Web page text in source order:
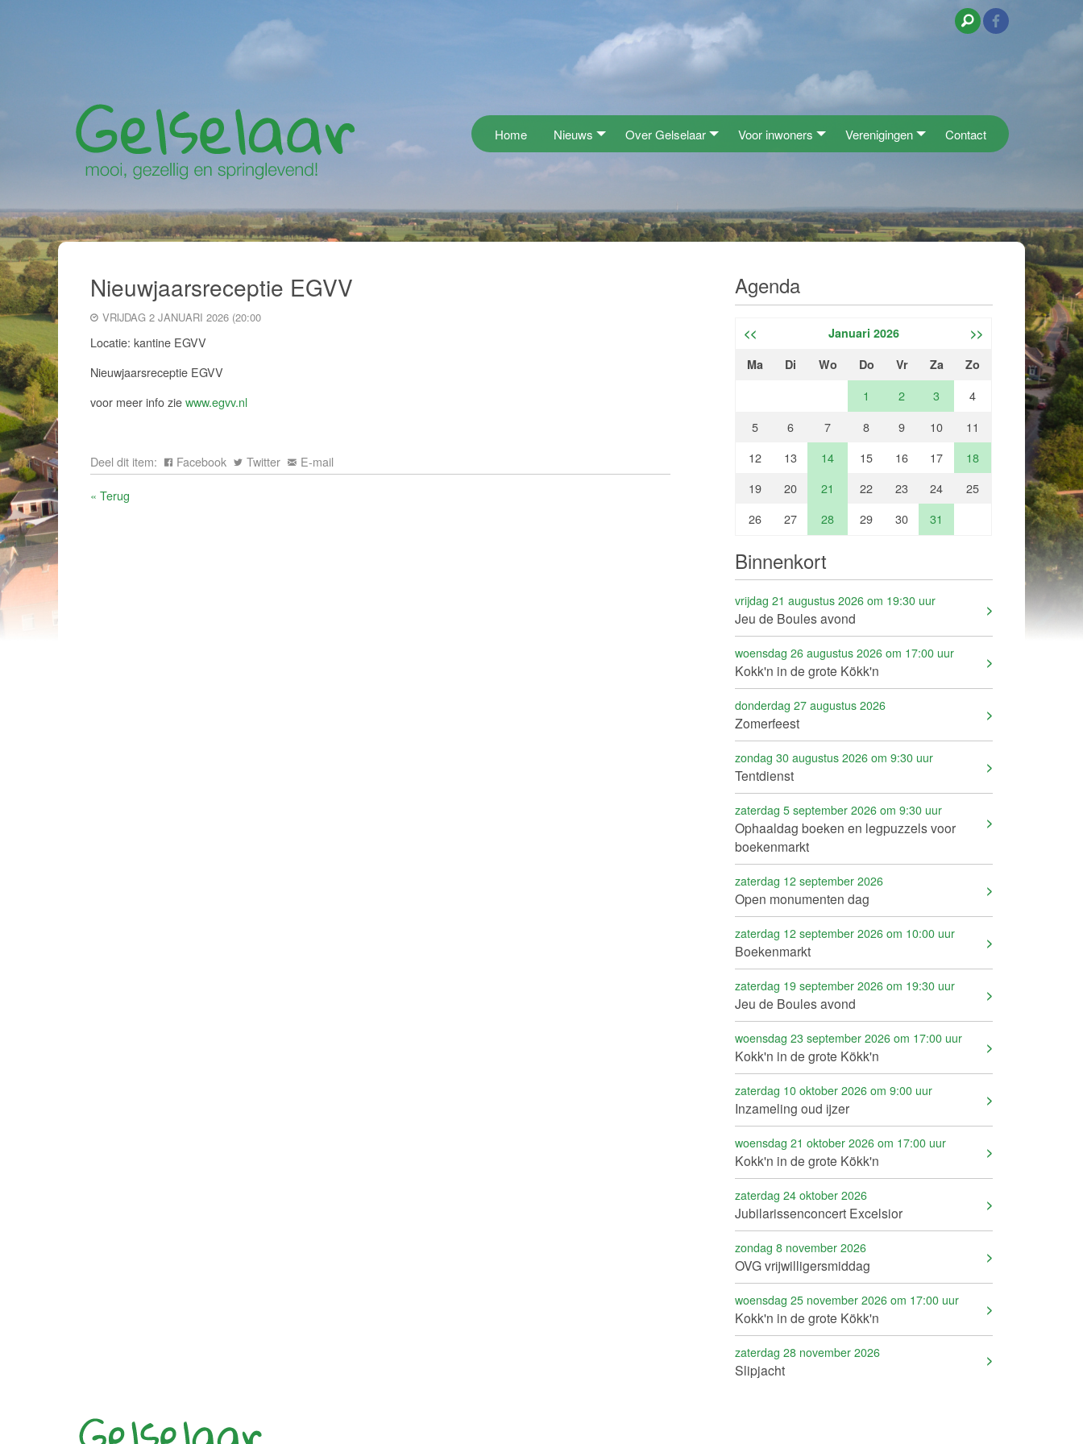
Home Nieuws Over Gelselaar Voor inwoners Verenigingen Contact
Nieuwjaarsreceptie EGVV
VRIJDAG 2 JANUARI 2026 (20:00
Locatie: kantine EGVV
Nieuwjaarsreceptie EGVV
voor meer info ziewww.egvv.nl
Deel dit item: Facebook Twitter
E-mail
« Terug
Agenda
<< Januari 2026
>>
Ma
Di Wo Do Vr Za Zo
1 2 3
4
5
6 7 8 9 10
11
12
13 14 15 16 17
18
19
20 21 22 23 24
25
26
27 28 29 30 31
Binnenkort
vrijdag 21 augustus 2026 om 19:30 uur
Jeu de Boules avond
woensdag 26 augustus 2026 om 17:00 uur
Kokk'n in de grote Kökk'n
donderdag 27 augustus 2026
Zomerfeest
zondag 30 augustus 2026 om 9:30 uur
Tentdienst
zaterdag 5 september 2026 om 9:30 uur
Ophaaldag boeken en legpuzzels voor
boekenmarkt
zaterdag 12 september 2026
Open monumenten dag
zaterdag 12 september 2026 om 10:00 uur
Boekenmarkt
zaterdag 19 september 2026 om 19:30 uur
Jeu de Boules avond
woensdag 23 september 2026 om 17:00 uur
Kokk'n in de grote Kökk'n
zaterdag 10 oktober 2026 om 9:00 uur
Inzameling oud ijzer
woensdag 21 oktober 2026 om 17:00 uur
Kokk'n in de grote Kökk'n
zaterdag 24 oktober 2026
Jubilarissenconcert Excelsior
zondag 8 november 2026
OVG vrijwilligersmiddag
woensdag 25 november 2026 om 17:00 uur
Kokk'n in de grote Kökk'n
zaterdag 28 november 2026
Slipjacht